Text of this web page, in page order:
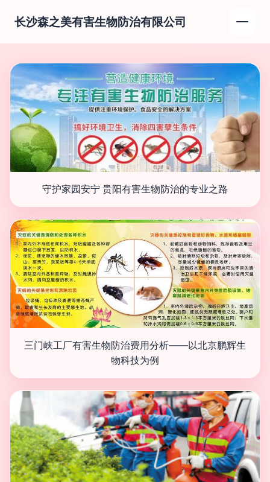
长沙森之美有害生物防治有限公司
守护家园安宁 贵阳有害生物防治的专业之路
三门峡工厂有害生物防治费用分析——以北京鹏辉生
物科技为例